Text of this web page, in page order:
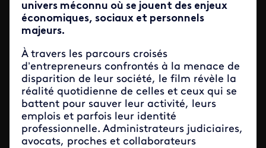
univers méconnu où se jouent des enjeux
économiques, sociaux et personnels
majeurs.
À travers les parcours croisés
d’entrepreneurs confrontés à la menace de
disparition de leur société, le film révèle la
réalité quotidienne de celles et ceux qui se
battent pour sauver leur activité, leurs
emplois et parfois leur identité
professionnelle. Administrateurs judiciaires,
avocats, proches et collaborateurs